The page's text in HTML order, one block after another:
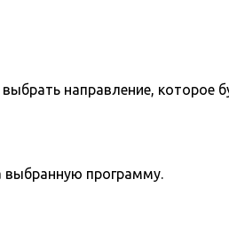
направление, которое
выбранную программу.